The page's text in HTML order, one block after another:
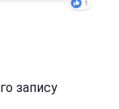
запису